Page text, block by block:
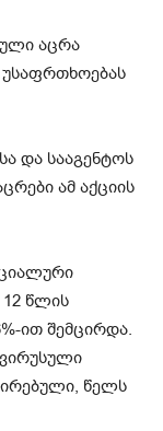
აცრა
და სააგენტოს
ამ აქციის
წლის
ით შემცირდა.
ვირუსული
წელს